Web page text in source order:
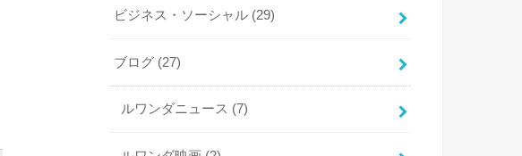
ビジネス・ソーシャル (29)
ブログ (27)
ルワンダニュース (7)